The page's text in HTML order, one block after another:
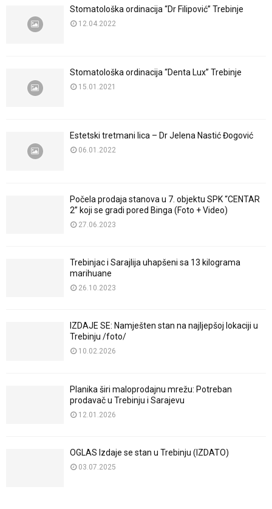
Stomatološka ordinacija “Dr Filipović” Trebinje
12.04.2022
Stomatološka ordinacija “Denta Lux” Trebinje
15.01.2021
Estetski tretmani lica – Dr Jelena Nastić Đogović
06.01.2022
Počela prodaja stanova u 7. objektu SPK “CENTAR
2” koji se gradi pored Binga (Foto + Video)
27.06.2023
Trebinjac i Sarajlija uhapšeni sa 13 kilograma
marihuane
26.10.2023
IZDAJE SE: Namješten stan na najljepšoj lokaciji u
Trebinju /foto/
10.02.2026
Planika širi maloprodajnu mrežu: Potreban
prodavač u Trebinju i Sarajevu
12.01.2026
OGLAS Izdaje se stan u Trebinju (IZDATO)
03.07.2025